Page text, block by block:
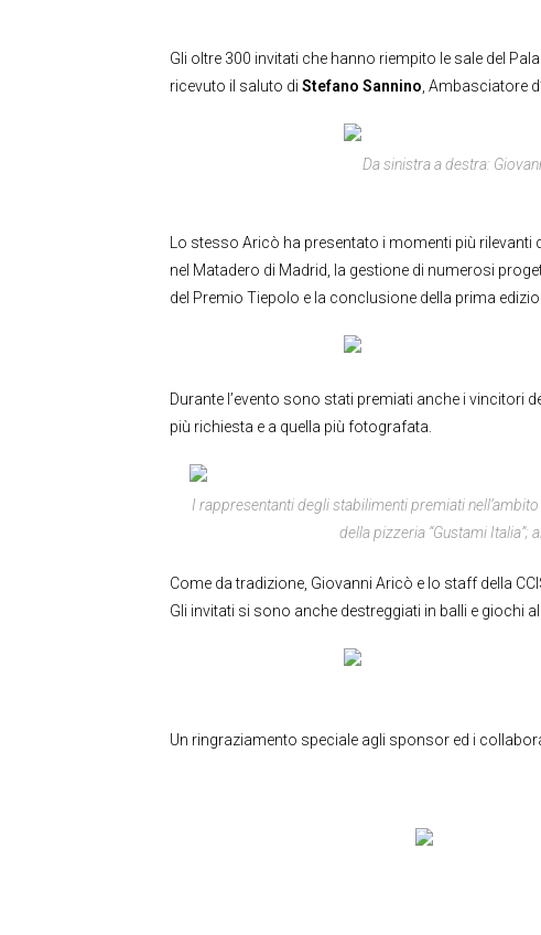
Gli oltre 300 invitati che hanno riempito le sale del
ricevuto il saluto diStefano Sannino, Ambasciatore
Da sinistra a destra:
Lo stesso Aricò ha presentato i momenti più rilevanti
nel Matadero di Madrid, la gestione di numerosi
del Premio Tiepolo e la conclusione della prima
Durante l’evento sono stati premiati anche i vincitori
più richiesta e a quella più fotografata.
I rappresentanti degli stabilimenti premiati
della pizzeria “Gustami Italia”;
Come da tradizione, Giovanni Aricò e lo staff della
Gli invitati si sono anche destreggiati in balli e giochi
Un ringraziamento speciale agli sponsor ed i